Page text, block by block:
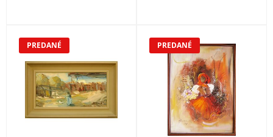
PREDANÉ PREDANÉ